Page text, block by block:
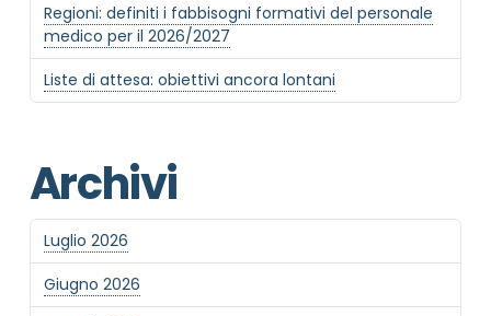
Regioni: definiti i fabbisogni formativi del personale
medico per il 2026/2027
Liste di attesa: obiettivi ancora lontani
Archivi
Luglio 2026
Giugno 2026